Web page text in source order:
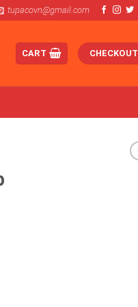
tupacovn@gmail.com
CART CHECKOUT